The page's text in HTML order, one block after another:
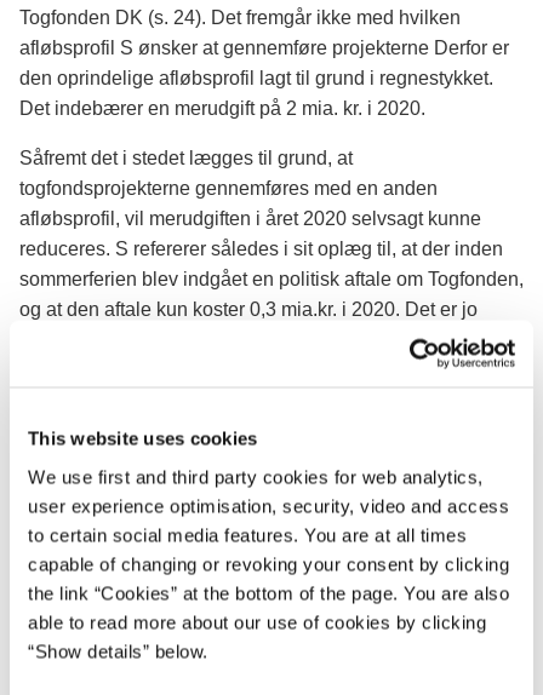
This website uses cookies
We use first and third party cookies for web analytics,
user experience optimisation, security, video and access
to certain social media features. You are at all times
capable of changing or revoking your consent by clicking
the link “Cookies” at the bottom of the page. You are also
able to read more about our use of cookies by clicking
“Show details” below.
Togfonden DK (s. 24). Det fremgår ikke med hvilken
afløbsprofil S ønsker at gennemføre projekterne Derfor er
den oprindelige afløbsprofil lagt til grund i regnestykket.
Det indebærer en merudgift på 2 mia. kr. i 2020.
Såfremt det i stedet lægges til grund, at
togfondsprojekterne gennemføres med en anden
afløbsprofil, vil merudgiften i året 2020 selvsagt kunne
reduceres. S refererer således i sit oplæg til, at der inden
sommerferien blev indgået en politisk aftale om Togfonden,
og at den aftale kun koster 0,3 mia.kr. i 2020. Det er jo
korrekt, men S oplyser ikke, at den aftale kun indeholder
samles igen i 2019 for at drøfte Togfondens øvrige
Togfonden, så må de anvise konkret finansiering. Hvis ikke
i 2020 - så i de andre år frem mod 2025. Det vil da være
koster trods alt i alt 27 mia.kr. Og S har i modsætning til
regeringen ikke afsat et finansieret løft af investeringerne
på i alt 27 mia.kr. frem mod 2025.